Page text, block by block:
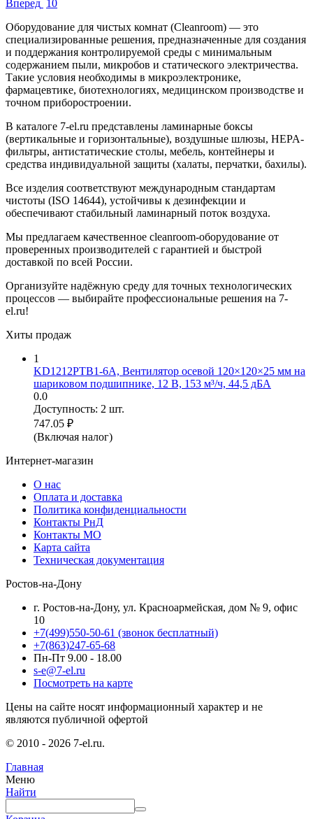
Вперед 10
Оборудование для чистых комнат (Cleanroom) — это
специализированные решения, предназначенные для создания
и поддержания контролируемой среды с минимальным
содержанием пыли, микробов и статического электричества.
Такие условия необходимы в микроэлектронике,
фармацевтике, биотехнологиях, медицинском производстве и
точном приборостроении.
В каталоге 7-el.ru представлены ламинарные боксы
(вертикальные и горизонтальные), воздушные шлюзы, HEPA-
фильтры, антистатические столы, мебель, контейнеры и
средства индивидуальной защиты (халаты, перчатки, бахилы).
Все изделия соответствуют международным стандартам
чистоты (ISO 14644), устойчивы к дезинфекции и
обеспечивают стабильный ламинарный поток воздуха.
Мы предлагаем качественное cleanroom-оборудование от
проверенных производителей с гарантией и быстрой
доставкой по всей России.
Организуйте надёжную среду для точных технологических
процессов — выбирайте профессиональные решения на 7-
el.ru!
Хиты продаж
1
KD1212PTB1-6A, Вентилятор осевой 120×120×25 мм на
шариковом подшипнике, 12 В, 153 м³/ч, 44,5 дБА
0.0
Доступность: 2 шт.
747.05 ₽
(Включая налог)
Интернет-магазин
О нас
Оплата и доставка
Политика конфиденциальности
Контакты РнД
Контакты МО
Карта сайта
Техническая документация
Ростов-на-Дону
г. Ростов-на-Дону, ул. Красноармейская, дом № 9, офис
10
+7(499)550-50-61 (звонок бесплатный)
+7(863)247-65-68
Пн-Пт 9.00 - 18.00
s-e@7-el.ru
Посмотреть на карте
Цены на сайте носят информационный характер и не
являются публичной офертой
© 2010 - 2026 7-el.ru.
Главная
Меню
Найти